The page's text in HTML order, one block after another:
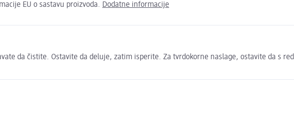
EU o sastavu proizvoda. Dodatne informacije
da čistite. Ostavite da deluje, zatim isperite. Za tvrdokorne naslage, ostavite da s